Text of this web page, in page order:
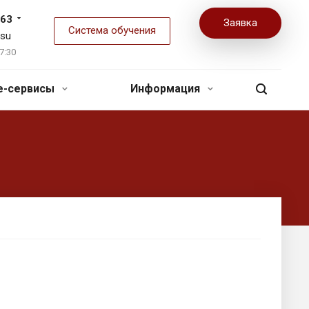
Система обучения
Заявка
сервисы Информация